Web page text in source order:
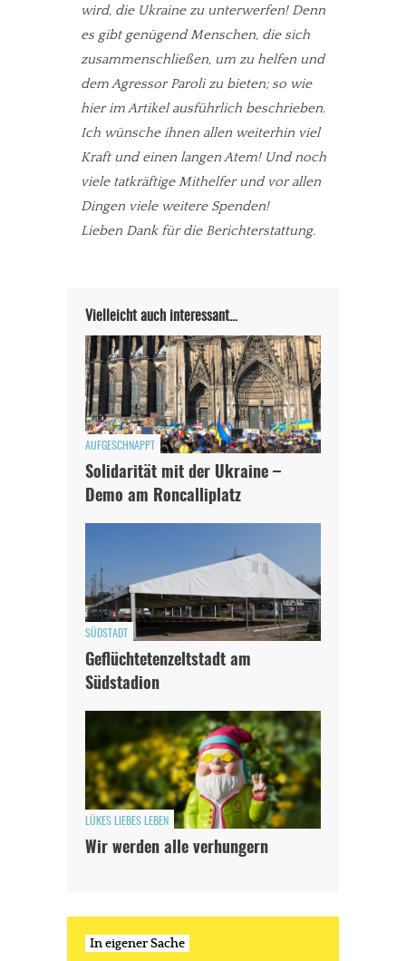
wird, die Ukraine zu unterwerfen! Denn
es gibt genügend Menschen, die sich
zusammenschließen, um zu helfen und
dem Agressor Paroli zu bieten; so wie
hier im Artikel ausführlich beschrieben.
Ich wünsche ihnen allen weiterhin viel
Kraft und einen langen Atem! Und noch
viele tatkräftige Mithelfer und vor allen
Dingen viele weitere Spenden!
Lieben Dank für die Berichterstattung.
Vielleicht auch interessant…
AUFGESCHNAPPT
Solidarität mit der Ukraine –
Demo am Roncalliplatz
SÜDSTADT
Geflüchtetenzeltstadt am
Südstadion
LÜKES LIEBES LEBEN
Wir werden alle verhungern
In eigener Sache